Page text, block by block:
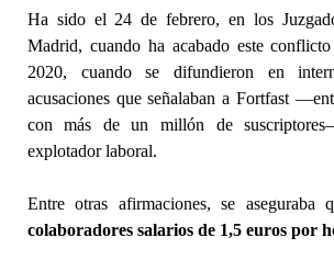
Ha sido el 24 de febrero, en los
Madrid, cuando ha acabado este
2020, cuando se difundieron en
acusaciones que señalaban a Fortfast
con más de un millón de
explotador laboral.
Entre otras afirmaciones, se aseguraba
colaboradores salarios de 1,5 euros por